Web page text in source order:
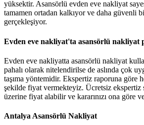
yüksektir. Asansörlü evden eve nakliyat
tamamen ortadan kalkıyor ve daha güvenli
gerçekleşiyor.
Evden eve nakliyat'ta asansörlü nakliyat
Evden eve nakliyatta asansörlü nakliyat
pahalı olarak nitelendirilse de aslında çok
taşıma yöntemidir. Ekspertiz raporuna göre
şekilde fiyat vermekteyiz. Ücretsiz ekspertiz
üzerine fiyat alabilir ve kararınızı ona göre
Antalya Asansörlü Nakliyat